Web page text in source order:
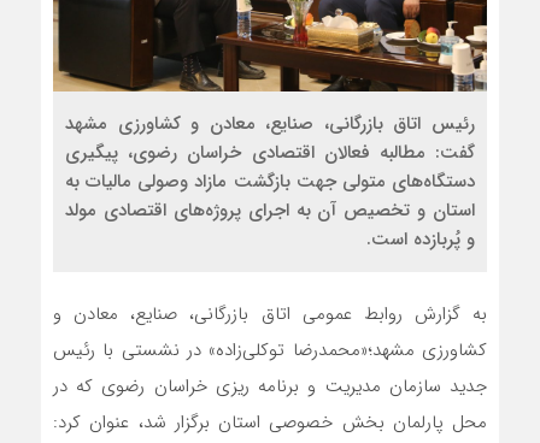
رئیس اتاق بازرگانی، صنایع، معادن و کشاورزی مشهد
گفت: مطالبه فعالان اقتصادی خراسان رضوی، پیگیری
دستگاه‌های متولی جهت بازگشت مازاد وصولی مالیات به
استان و تخصیص آن به اجرای پروژه‌های اقتصادی مولد
و پُربازده است.
به گزارش روابط عمومی اتاق بازرگانی، صنایع، معادن و
کشاورزی مشهد؛«محمدرضا توکلی‌زاده» در نشستی با رئیس
جدید سازمان مدیریت و برنامه ریزی خراسان رضوی که در
محل پارلمان بخش خصوصی استان برگزار شد، عنوان کرد: